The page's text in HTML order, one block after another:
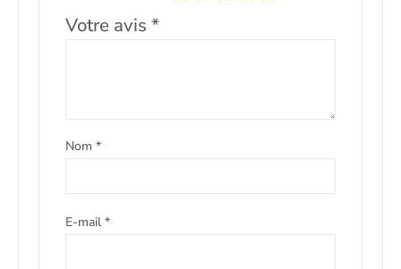
Votre avis *
Nom *
E-mail *